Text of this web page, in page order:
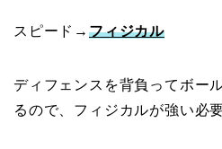
スピード→ フィジカル
ディフェンスを背負ってボー
るので、フィジカルが強い必